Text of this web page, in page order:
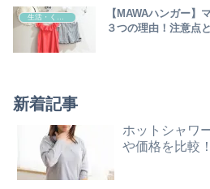
【MAWAハンガー】
３つの理由！注意点
新着記事
ホットシャワ
や価格を比較！